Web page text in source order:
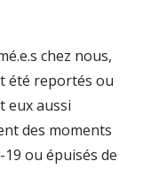
chez nous,
été reportés ou
eux aussi
des moments
ou épuisés de